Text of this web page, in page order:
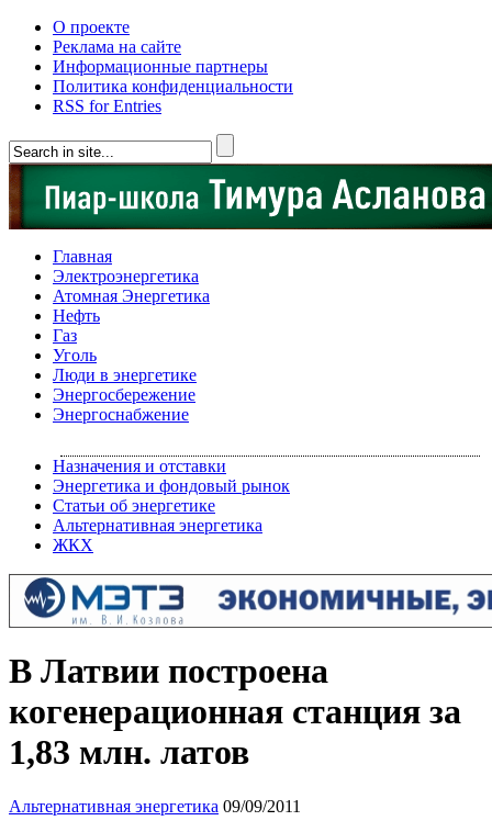
О проекте
Реклама на сайте
Информационные партнеры
Политика конфиденциальности
RSS for Entries
Главная
Электроэнергетика
Атомная Энергетика
Нефть
Газ
Уголь
Люди в энергетике
Энергосбережение
Энергоснабжение
Назначения и отставки
Энергетика и фондовый рынок
Статьи об энергетике
Альтернативная энергетика
ЖКХ
В Латвии построена
когенерационная станция за
1,83 млн. латов
Альтернативная энергетика 09/09/2011